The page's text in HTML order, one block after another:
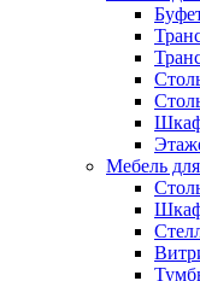
Мебель